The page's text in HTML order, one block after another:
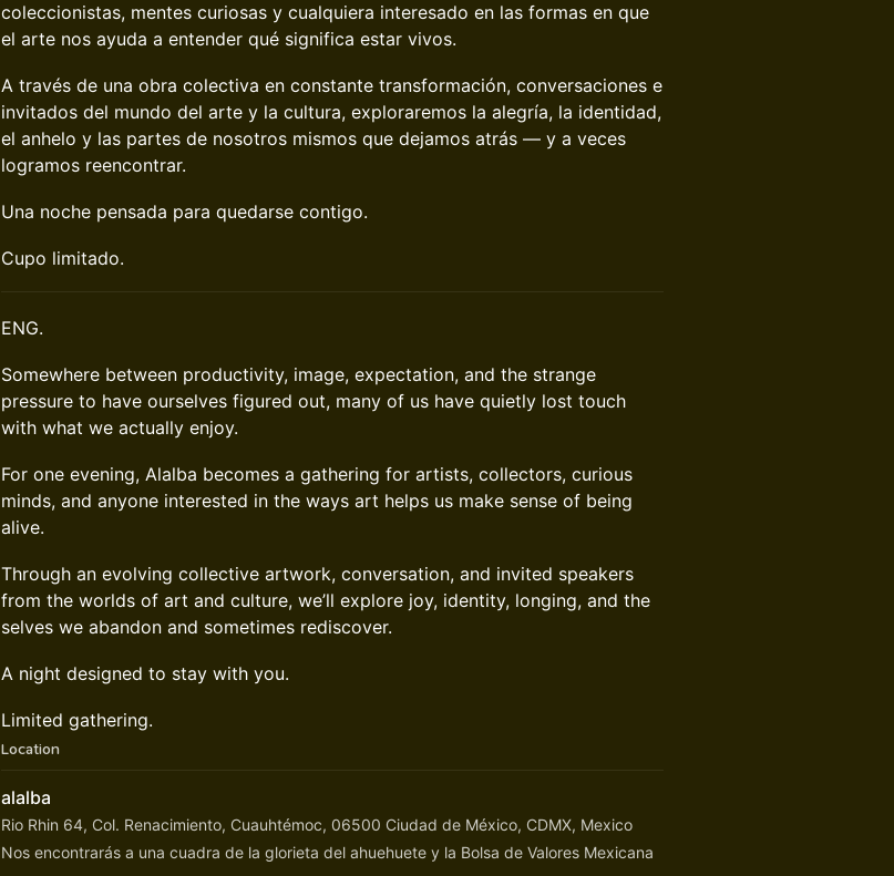
coleccionistas, mentes curiosas y cualquiera interesado en las formas en que
el arte nos ayuda a entender qué significa estar vivos.
A través de una obra colectiva en constante transformación, conversaciones e
invitados del mundo del arte y la cultura, exploraremos la alegría, la identidad,
el anhelo y las partes de nosotros mismos que dejamos atrás — y a veces
logramos reencontrar.
Una noche pensada para quedarse contigo.
Cupo limitado.
ENG.
Somewhere between productivity, image, expectation, and the strange
pressure to have ourselves figured out, many of us have quietly lost touch
with what we actually enjoy.
For one evening, Alalba becomes a gathering for artists, collectors, curious
minds, and anyone interested in the ways art helps us make sense of being
alive.
Through an evolving collective artwork, conversation, and invited speakers
from the worlds of art and culture, we’ll explore joy, identity, longing, and the
selves we abandon and sometimes rediscover.
A night designed to stay with you.
Limited gathering.
Location
alalba
Rio Rhin 64, Col. Renacimiento, Cuauhtémoc, 06500 Ciudad de México, CDMX, Mexico
Nos encontrarás a una cuadra de la glorieta del ahuehuete y la Bolsa de Valores Mexicana